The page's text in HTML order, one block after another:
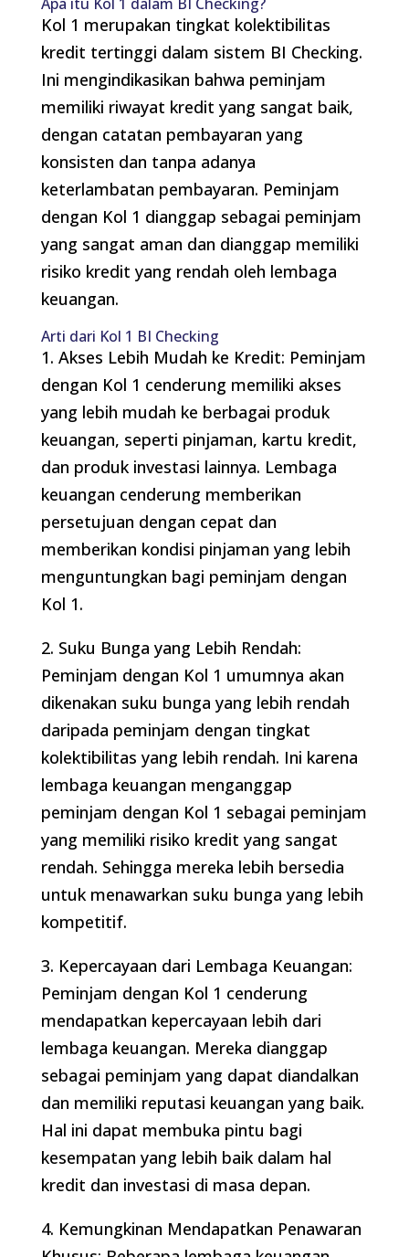
Kol 1 merupakan tingkat kolektibilitas
kredit tertinggi dalam sistem BI Checking.
Ini mengindikasikan bahwa peminjam
memiliki riwayat kredit yang sangat baik,
dengan catatan pembayaran yang
konsisten dan tanpa adanya
keterlambatan pembayaran. Peminjam
dengan Kol 1 dianggap sebagai peminjam
yang sangat aman dan dianggap memiliki
risiko kredit yang rendah oleh lembaga
keuangan.
Arti dari Kol 1 BI Checking
1. Akses Lebih Mudah ke Kredit: Peminjam
dengan Kol 1 cenderung memiliki akses
yang lebih mudah ke berbagai produk
keuangan, seperti pinjaman, kartu kredit,
dan produk investasi lainnya. Lembaga
keuangan cenderung memberikan
persetujuan dengan cepat dan
memberikan kondisi pinjaman yang lebih
menguntungkan bagi peminjam dengan
Kol 1.
2. Suku Bunga yang Lebih Rendah:
Peminjam dengan Kol 1 umumnya akan
dikenakan suku bunga yang lebih rendah
daripada peminjam dengan tingkat
kolektibilitas yang lebih rendah. Ini karena
lembaga keuangan menganggap
peminjam dengan Kol 1 sebagai peminjam
yang memiliki risiko kredit yang sangat
rendah. Sehingga mereka lebih bersedia
untuk menawarkan suku bunga yang lebih
kompetitif.
3. Kepercayaan dari Lembaga Keuangan:
Peminjam dengan Kol 1 cenderung
mendapatkan kepercayaan lebih dari
lembaga keuangan. Mereka dianggap
sebagai peminjam yang dapat diandalkan
dan memiliki reputasi keuangan yang baik.
Hal ini dapat membuka pintu bagi
kesempatan yang lebih baik dalam hal
kredit dan investasi di masa depan.
4. Kemungkinan Mendapatkan Penawaran